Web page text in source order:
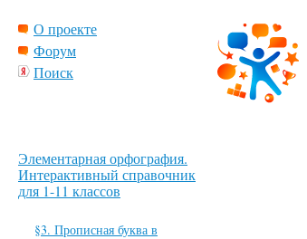
О проекте
Форум
Поиск
Элементарная орфография.
Интерактивный справочник
для 1-11 классов
§3. Прописная буква в